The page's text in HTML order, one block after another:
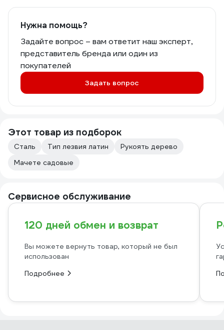
Нужна помощь?
Задайте вопрос – вам ответит наш эксперт,
представитель бренда или один из
покупателей
Задать вопрос
Этот товар из подборок
Сталь Тип лезвия латин
Рукоять дерево
Мачете садовые
Сервисное обслуживание
120 дней обмен и возврат
Вы можете вернуть товар, который не был
использован
Подробнее